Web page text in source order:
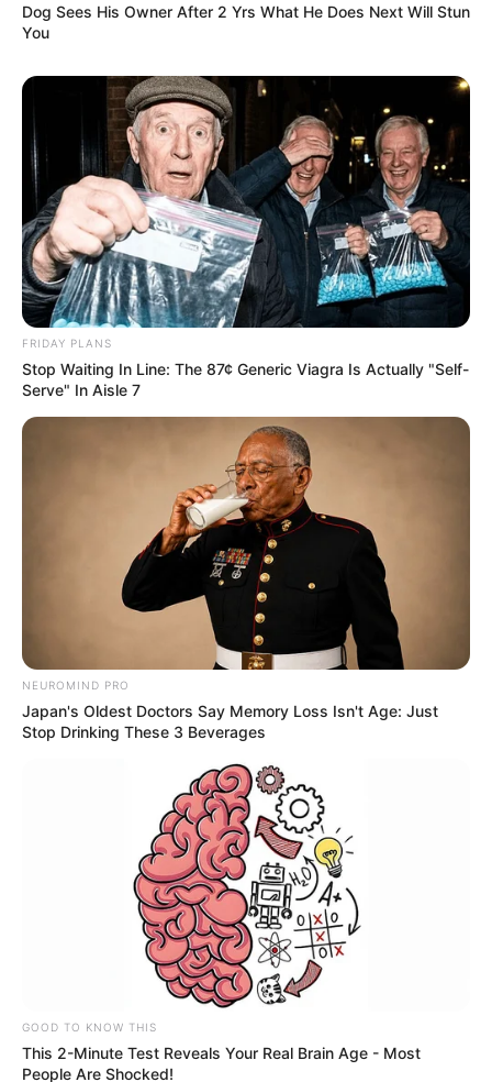
Deixe um Comentário
Dog Sees His Owner After 2 Yrs What He Does Next Will Stun
You
FRIDAY PLANS
Stop Waiting In Line: The 87¢ Generic Viagra Is Actually "Self-
Serve" In Aisle 7
NEUROMIND PRO
Japan's Oldest Doctors Say Memory Loss Isn't Age: Just
Stop Drinking These 3 Beverages
GOOD TO KNOW THIS
This 2-Minute Test Reveals Your Real Brain Age - Most
People Are Shocked!